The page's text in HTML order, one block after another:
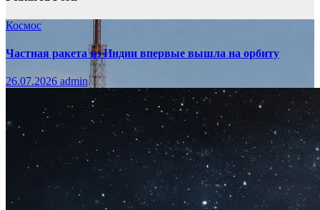
Космос
Частная ракета из Индии впервые вышла на орбиту
26.07.2026 admin